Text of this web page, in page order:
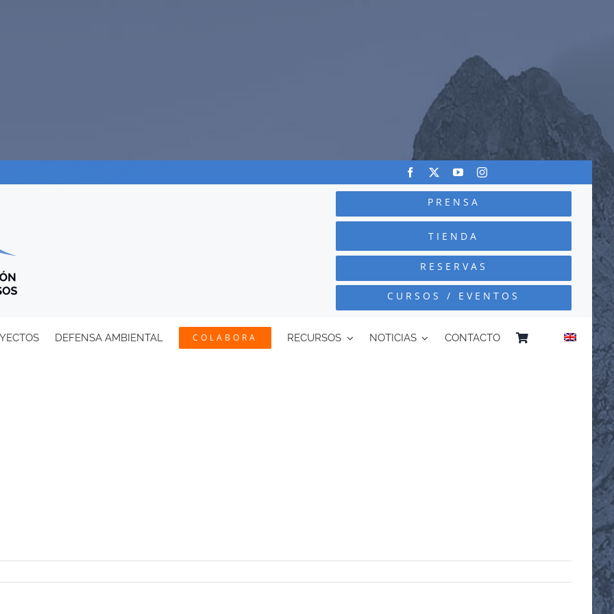
PRENSA
TIENDA
RESERVAS
CURSOS / EVENTOS
DEFENSA AMBIENTAL COLABORA RECURSOS NOTICIAS CONTACTO